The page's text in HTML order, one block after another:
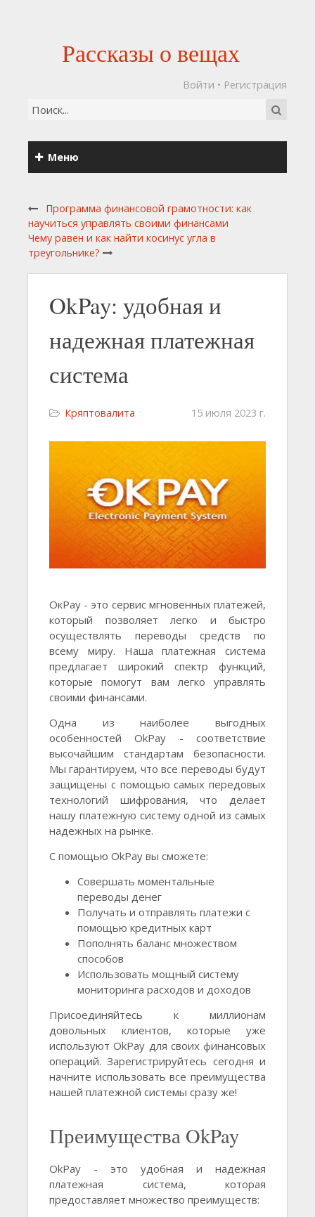
Рассказы о вещах
Войти • Регистрация
Меню
Программа финансовой грамотности: как
научиться управлять своими финансами
Чему равен и как найти косинус угла в
треугольнике?
OkPay: удобная и
надежная платежная
система
Кряптовалита 15 июля 2023 г.
ОкPay - это сервис мгновенных платежей,
который позволяет легко и быстро
осуществлять переводы средств по
всему миру. Наша платежная система
предлагает широкий спектр функций,
которые помогут вам легко управлять
своими финансами.
Одна из наиболее выгодных
особенностей OkPay - соответствие
высочайшим стандартам безопасности.
Мы гарантируем, что все переводы будут
защищены с помощью самых передовых
технологий шифрования, что делает
нашу платежную систему одной из самых
надежных на рынке.
С помощью OkPay вы сможете:
Совершать моментальные
переводы денег
Получать и отправлять платежи с
помощью кредитных карт
Пополнять баланс множеством
способов
Использовать мощный систему
мониторинга расходов и доходов
Присоединяйтесь к миллионам
довольных клиентов, которые уже
используют OkPay для своих финансовых
операций. Зарегистрируйтесь сегодня и
начните использовать все преимущества
нашей платежной системы сразу же!
Преимущества OkPay
OkPay - это удобная и надежная
платежная система, которая
предоставляет множество преимуществ: